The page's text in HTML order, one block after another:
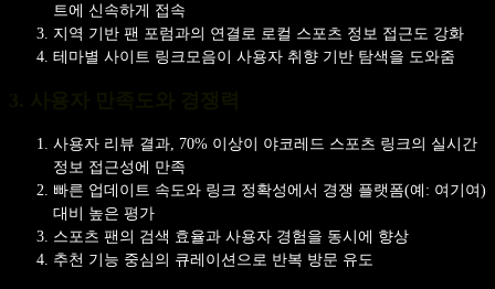
트에 신속하게 접속
지역 기반 팬 포럼과의 연결로 로컬 스포츠 정보 접근도 강화
테마별 사이트 링크모음이 사용자 취향 기반 탐색을 도와줌
사용자 리뷰 결과, 70% 이상이 야코레드 스포츠 링크의 실시간
정보 접근성에 만족
빠른 업데이트 속도와 링크 정확성에서 경쟁 플랫폼(예: 여기여)
대비 높은 평가
스포츠 팬의 검색 효율과 사용자 경험을 동시에 향상
추천 기능 중심의 큐레이션으로 반복 방문 유도